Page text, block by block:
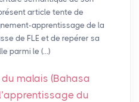
article tente de
apprentissage de la
de FLE et de repérer sa
parmi le (…)
du malais (Bahasa
du